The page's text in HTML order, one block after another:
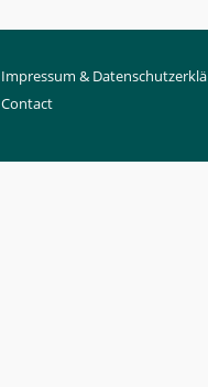
Impressum &
Contact